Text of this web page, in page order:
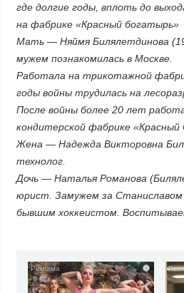
где долгие годы, вплоть до
на фабрике «Красный богатырь»
Мать — Няймя Билялетдинова
мужем познакомилась в Москве.
Работала на трикотажной
годы войны трудилась на
После войны более 20 лет
кондитерской фабрике «Красный
Жена — Надежда Викторовна
технолог.
Дочь — Наталья Романова
юрист. Замужем за
бывшим хоккеистом.
i